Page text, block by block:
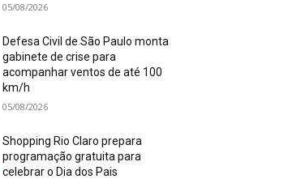
05/08/2026
Defesa Civil de São Paulo monta
gabinete de crise para
acompanhar ventos de até 100
km/h
05/08/2026
Shopping Rio Claro prepara
programação gratuita para
celebrar o Dia dos Pais